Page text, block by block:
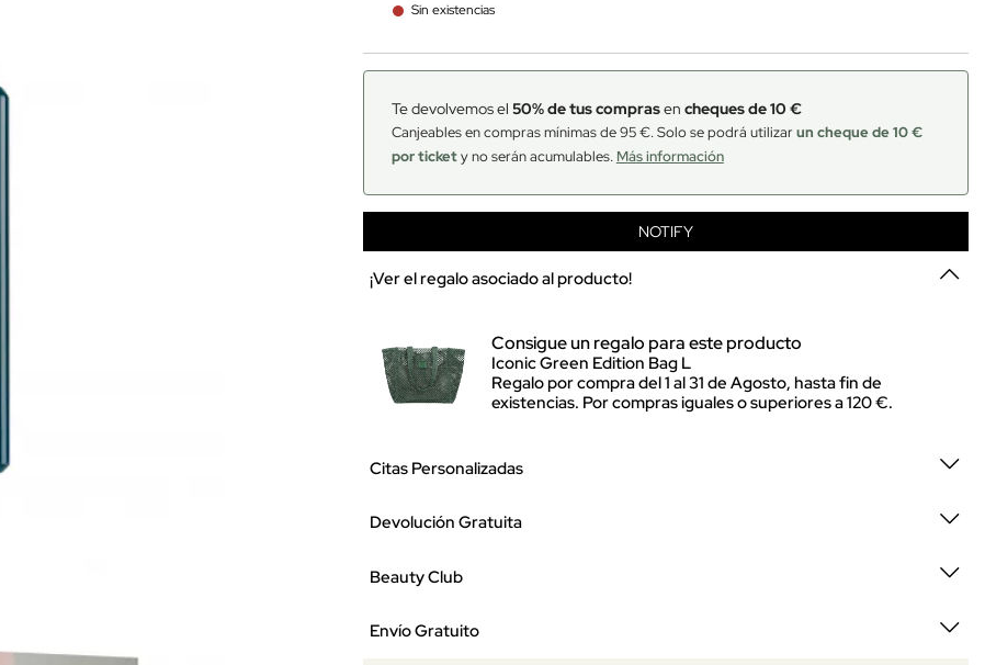
Sin existencias
Te devolvemos el 50% de tus comprasen cheques de 10 €
Canjeables en compras mínimas de 95 €. Solo se podrá utilizarun cheque de 10 €
por tickety no serán acumulables. Más información
NOTIFY
¡Ver el regalo asociado al producto!
Consigue un regalo para este producto
Iconic Green Edition Bag L
Regalo por compra del 1 al 31 de Agosto, hasta fin de
existencias. Por compras iguales o superiores a 120 €.
Citas Personalizadas
Devolución Gratuita
Beauty Club
Envío Gratuito